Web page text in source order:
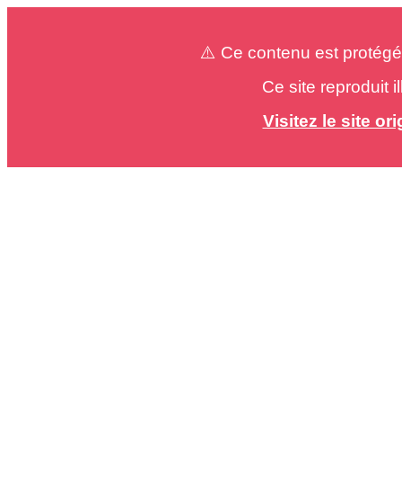
⚠️ Ce contenu est
Ce site reproduit
Visitez le site